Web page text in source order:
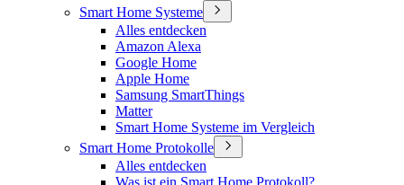
Smart Home Systeme
Alles entdecken
Amazon Alexa
Google Home
Apple Home
Samsung SmartThings
Matter
Smart Home Systeme im Vergleich
Smart Home Protokolle
Alles entdecken
Was ist ein Smart Home Protokoll?